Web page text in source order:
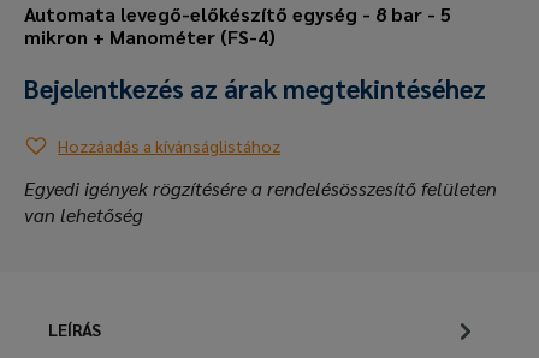
Automata levegő-előkészítő egység - 8 bar - 5
mikron + Manométer (FS-4)
Bejelentkezés az árak megtekintéséhez
Hozzáadás a kívánságlistához
Egyedi igények rögzítésére a rendelésösszesítő felületen
van lehetőség
LEÍRÁS